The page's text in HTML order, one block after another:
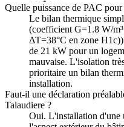
Quelle puissance de PAC
Le bilan thermique
(coefficient G=1.8 W/
ΔT=38°C en zone
de 21 kW pour un
mauvaise. L'isolation
prioritaire un bilan
installation.
Faut-il une déclaration
Talaudiere ?
Oui. L'installation d'une